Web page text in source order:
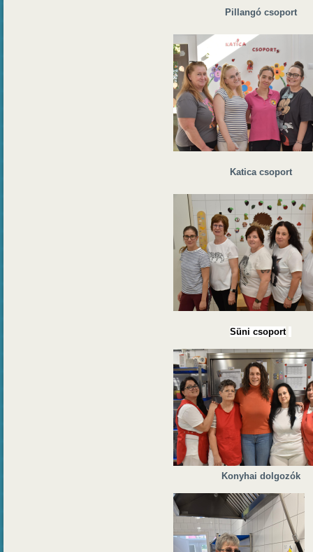
Pillangó csoport
Katica csoport
Süni csoport
Konyhai dolgozók